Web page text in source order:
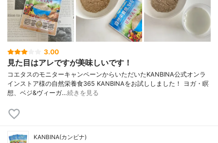
3.00
見た目はアレですが美味しいです！
コエタスのモニターキャンペーンからいただいたKANBINA公式オンラ
インストア様の自然栄養食365 KANBINAをお試ししました！ ヨガ・瞑
想、ベジ&ヴィーガ…続きを見る
KANBINA(カンビナ)